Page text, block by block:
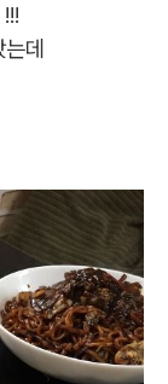
데